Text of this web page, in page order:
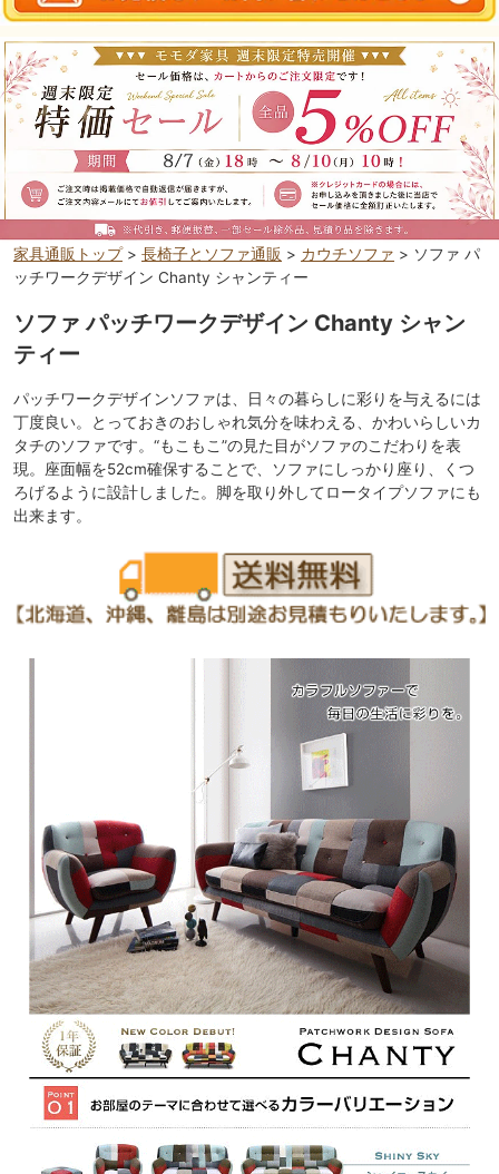
家具通販トップ> 長椅子とソファ通販 > カウチソファ > ソファ パ
ッチワークデザイン Chanty シャンティー
ソファ パッチワークデザイン Chanty シャン
ティー
パッチワークデザインソファは、日々の暮らしに彩りを与えるには
丁度良い。とっておきのおしゃれ気分を味わえる、かわいらしいカ
タチのソファです。“もこもこ”の見た目がソファのこだわりを表
現。座面幅を52cm確保することで、ソファにしっかり座り、くつ
ろげるように設計しました。脚を取り外してロータイプソファにも
出来ます。